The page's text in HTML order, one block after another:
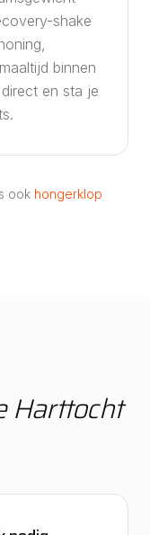
shake
binnen
en sta je
ook hongerklop
Harttocht